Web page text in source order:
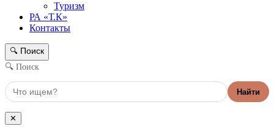
Туризм
РА «Т.К»
Контакты
🔍 Поиск
🔍 Поиск
Найти
✕